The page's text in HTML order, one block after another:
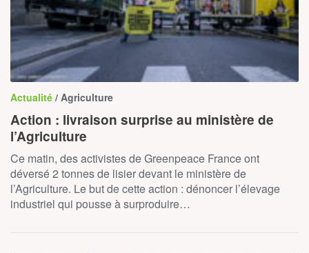
Actualité / Agriculture
Action : livraison surprise au ministère de
l’Agriculture
Ce matin, des activistes de Greenpeace France ont
déversé 2 tonnes de lisier devant le ministère de
l’Agriculture. Le but de cette action : dénoncer l’élevage
industriel qui pousse à surproduire…